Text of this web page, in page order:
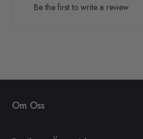
Be the first to write a review
Om Oss